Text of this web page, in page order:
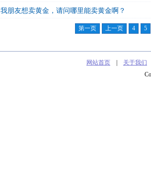
我朋友想卖黄金，请问哪里能卖黄金啊？
第一页 上一页 4 5
网站首页 关于我们